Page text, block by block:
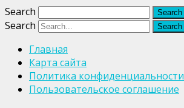
Search
Search
Главная
Карта сайта
Политика конфиденциальности
Пользовательское соглашение